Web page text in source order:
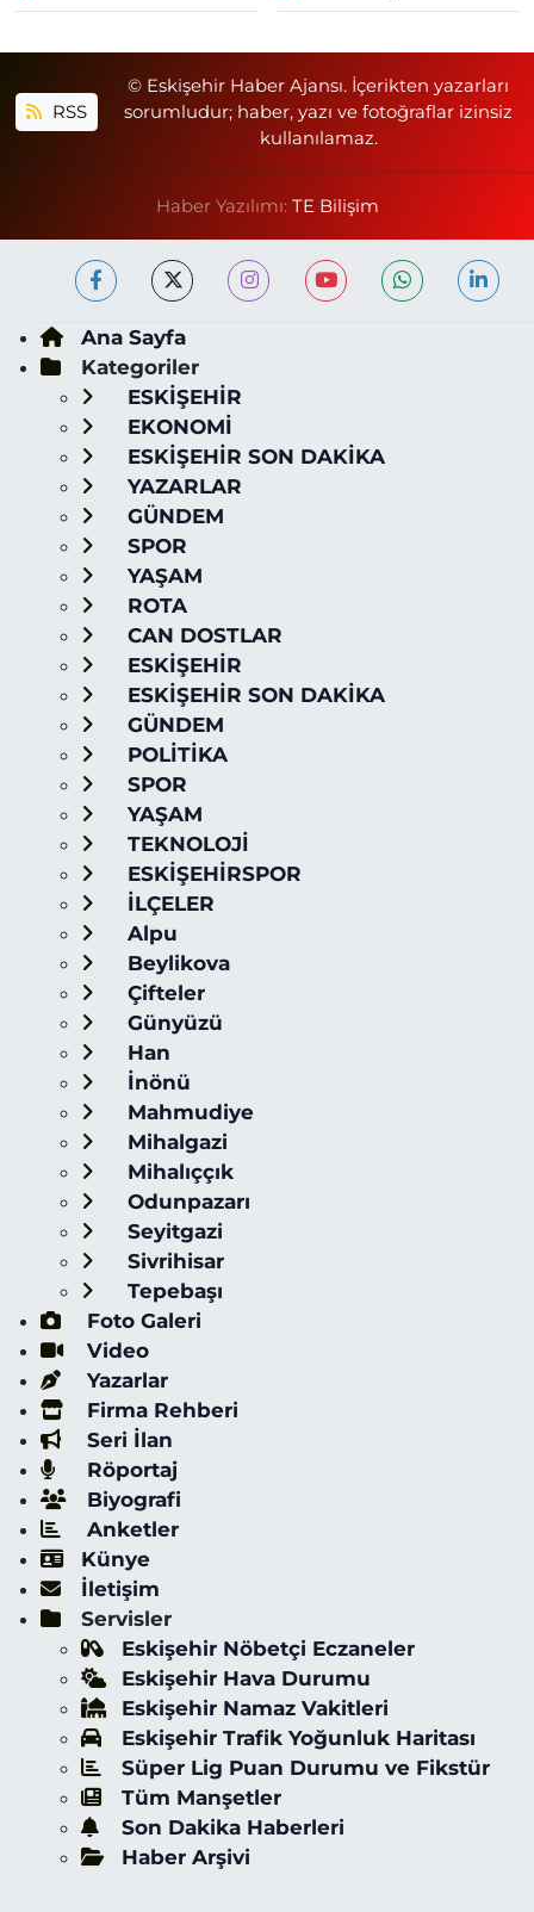
RSS
© Eskişehir Haber Ajansı. İçerikten yazarları
sorumludur; haber, yazı ve fotoğraflar izinsiz
kullanılamaz.
Haber Yazılımı: TE Bilişim
Ana Sayfa
Kategoriler
ESKİŞEHİR
EKONOMİ
ESKİŞEHİR SON DAKİKA
YAZARLAR
GÜNDEM
SPOR
YAŞAM
ROTA
CAN DOSTLAR
ESKİŞEHİR
ESKİŞEHİR SON DAKİKA
GÜNDEM
POLİTİKA
SPOR
YAŞAM
TEKNOLOJİ
ESKİŞEHİRSPOR
İLÇELER
Alpu
Beylikova
Çifteler
Günyüzü
Han
İnönü
Mahmudiye
Mihalgazi
Mihalıççık
Odunpazarı
Seyitgazi
Sivrihisar
Tepebaşı
Foto Galeri
Video
Yazarlar
Firma Rehberi
Seri İlan
Röportaj
Biyografi
Anketler
Künye
İletişim
Servisler
Eskişehir Nöbetçi Eczaneler
Eskişehir Hava Durumu
Eskişehir Namaz Vakitleri
Eskişehir Trafik Yoğunluk Haritası
Süper Lig Puan Durumu ve Fikstür
Tüm Manşetler
Son Dakika Haberleri
Haber Arşivi